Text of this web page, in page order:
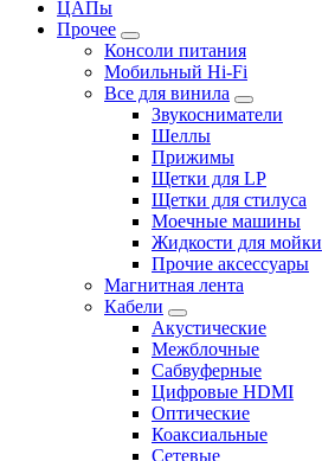
ЦАПы
Прочее
Консоли питания
Мобильный Hi-Fi
Все для винила
Звукосниматели
Шеллы
Прижимы
Щетки для LP
Щетки для стилуса
Моечные машины
Жидкости для мойки
Прочие аксессуары
Магнитная лента
Кабели
Акустические
Межблочные
Сабвуферные
Цифровые HDMI
Оптические
Коаксиальные
Сетевые